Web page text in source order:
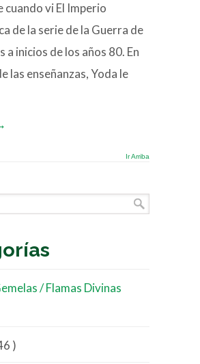
cuando vi El Imperio
de la serie de la Guerra de
a inicios de los años 80. En
las enseñanzas, Yoda le
Ir Arriba
/ Flamas Divinas
)